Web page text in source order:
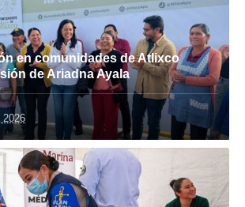
en comunidades de Atlixco
de Ariadna Ayala
2026